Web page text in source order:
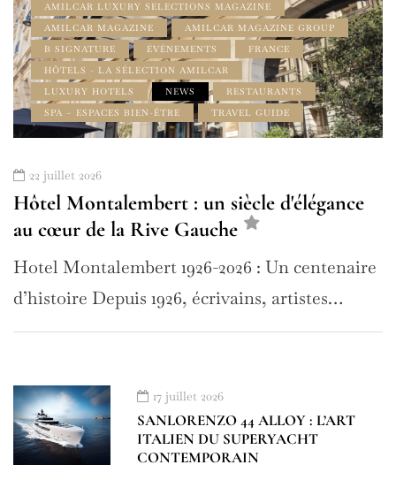
AMILCAR LUXURY SELECTIONS MAGAZINE
AMILCAR MAGAZINE
AMILCAR MAGAZINE GROUP
B SIGNATURE
ÉVÉNEMENTS
FRANCE
HÔTELS - LA SÉLECTION AMILCAR
LUXURY HOTELS
NEWS
RESTAURANTS
SPA – ESPACES BIEN-ÊTRE
TRAVEL GUIDE
22 juillet 2026
Hôtel Montalembert : un siècle d'élégance
au cœur de la Rive Gauche
Hotel Montalembert 1926-2026 : Un centenaire
d’histoire Depuis 1926, écrivains, artistes…
17 juillet 2026
SANLORENZO 44 ALLOY : L’ART
ITALIEN DU SUPERYACHT
CONTEMPORAIN